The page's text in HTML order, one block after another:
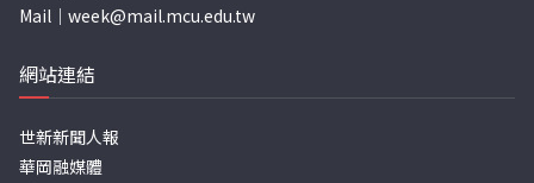
Mail｜ week@mail.mcu.edu.tw
網站連結
世新新聞人報
華岡融媒體